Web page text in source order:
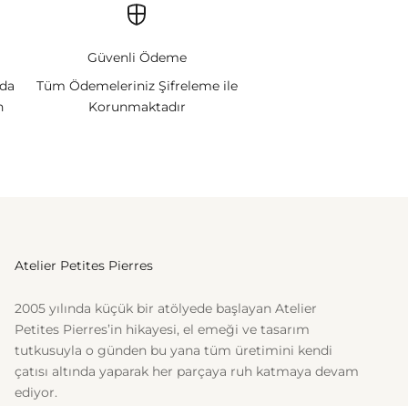
Güvenli Ödeme
Tüm Ödemeleriniz Şifreleme ile
Korunmaktadır
Atelier Petites Pierres
2005 yılında küçük bir atölyede başlayan Atelier
Petites Pierres’in hikayesi, el emeği ve tasarım
tutkusuyla o günden bu yana tüm üretimini kendi
çatısı altında yaparak her parçaya ruh katmaya devam
ediyor.